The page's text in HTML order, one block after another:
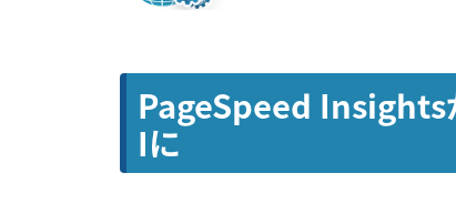
PageSpeed Insights
Iに